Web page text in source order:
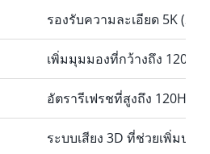
รองรับความละเอียด 5K
เพิ่มมุมมองที่กว้างถึง 120 อ
อัตรารีเฟรชที่สูงถึง 120Hz
ระบบเสียง 3D ที่ช่วยเพิ่มปร